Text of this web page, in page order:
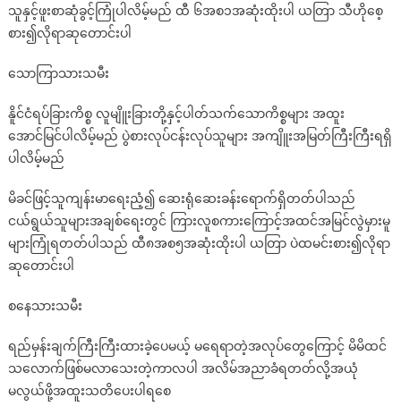
သူနှင့်ဖူးစာဆုံခွင့်ကြုံပါလိမ့်မည် ထီ ၆အစ၁အဆုံးထိုးပါ ယတြာ သီဟိုစေ့
စား၍လိုရာဆုတောင်းပါ
သောကြာသားသမီး
နိူင်ငံရပ်ခြားကိစ္စ လူမျိူးခြားတို့နှင့်ပါတ်သက်သောကိစ္စများ အထူး
အောင်မြင်ပါလိမ့်မည် ပွဲစားလုပ်ငန်းလုပ်သူများ အကျိူးအမြတ်ကြီးကြီးရရှိ
ပါလိမ့်မည်
မိခင်ဖြင့်သူကျန်းမာရေးညံ့၍ ဆေးရုံဆေးခန်းရောက်ရှိတတ်ပါသည်
ငယ်ရွယ်သူများအချစ်ရေးတွင် ကြားလူစကားကြောင့်အထင်အမြင်လွဲမှားမူ
များကြုံရတတ်ပါသည် ထီ၈အစ၅အဆုံးထိုးပါ ယတြာ ပဲထမင်းစား၍လိုရာ
ဆုတောင်းပါ
စနေသားသမီး
ရည်မှန်းချက်ကြီးကြီးထားခဲ့ပေမယ့် မရေရာတဲ့အလုပ်တွေကြောင့် မိမိထင်
သလောက်ဖြစ်မလာသေးတဲ့ကာလပါ အလိမ်အညာခံရတတ်လို့အယုံ
မလွယ်ဖို့အထူးသတိပေးပါရစေ